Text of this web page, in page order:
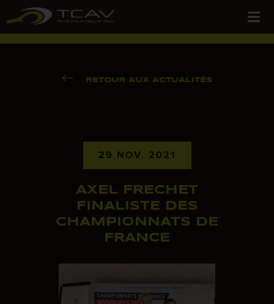
RETOUR AUX ACTUALITÉS
29 NOV. 2021
AXEL FRECHET
FINALISTE DES
CHAMPIONNATS DE
FRANCE